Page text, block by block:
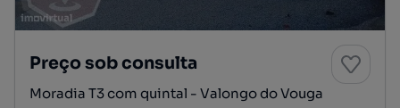
Preço sob consulta
Moradia T3 com quintal - Valongo do Vouga